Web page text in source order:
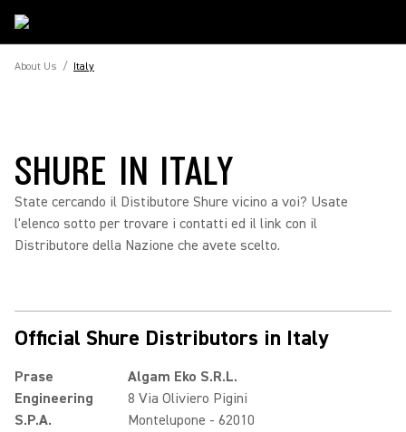
About Us / Italy
SHURE IN ITALY
State cercando il Distibutore Shure vicino a voi? Usate
l'elenco sotto per trovare i contatti ed il link con il
Distributore della Nazione che avete scelto.
Official Shure Distributors in Italy
Prase
Engineering
S.P.A.
Algam Eko S.R.L.
8 Via Oliviero Pigini
Montelupone - 62010